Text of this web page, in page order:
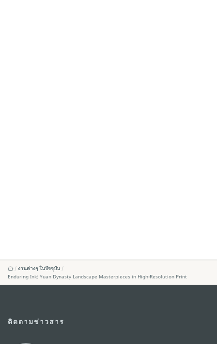
งานต่างๆ ในปัจจุบัน
Enduring Ink: Yuan Dynasty Landscape Masterpieces in High-Resolution Print
ติดตามข่าวสาร